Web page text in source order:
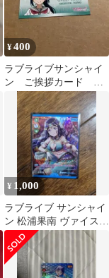
¥400
ラブライブサンシャイ
ン ご挨拶カード 松
浦果南
¥ 1,000
ラブライブ サンシャイ
ン 松浦果南 ヴァイスシ
ュヴァルツ